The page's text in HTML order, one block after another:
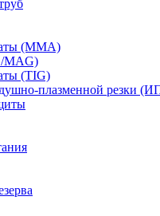
(ММА)
MAG)
(TIG)
плазменной резки